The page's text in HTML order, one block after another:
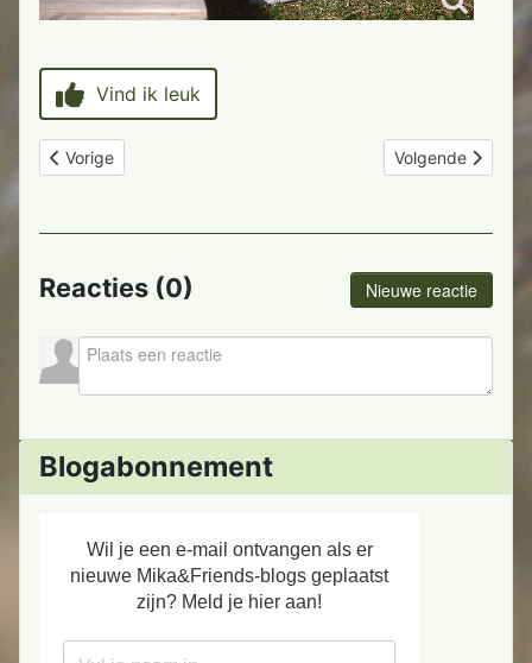
Vorig artikel: Brrrrr koud
Vorige Volgende artikel:
Volgende
Reacties (0) Nieuwe reactie
Vind ik leuk
Blogabonnement
Wil je een e-mail ontvangen als er
nieuwe Mika&Friends-blogs geplaatst
zijn? Meld je hier aan!